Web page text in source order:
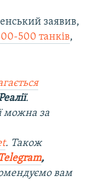
заявив,
500 танків,
.
можна за
. Також
,
вам